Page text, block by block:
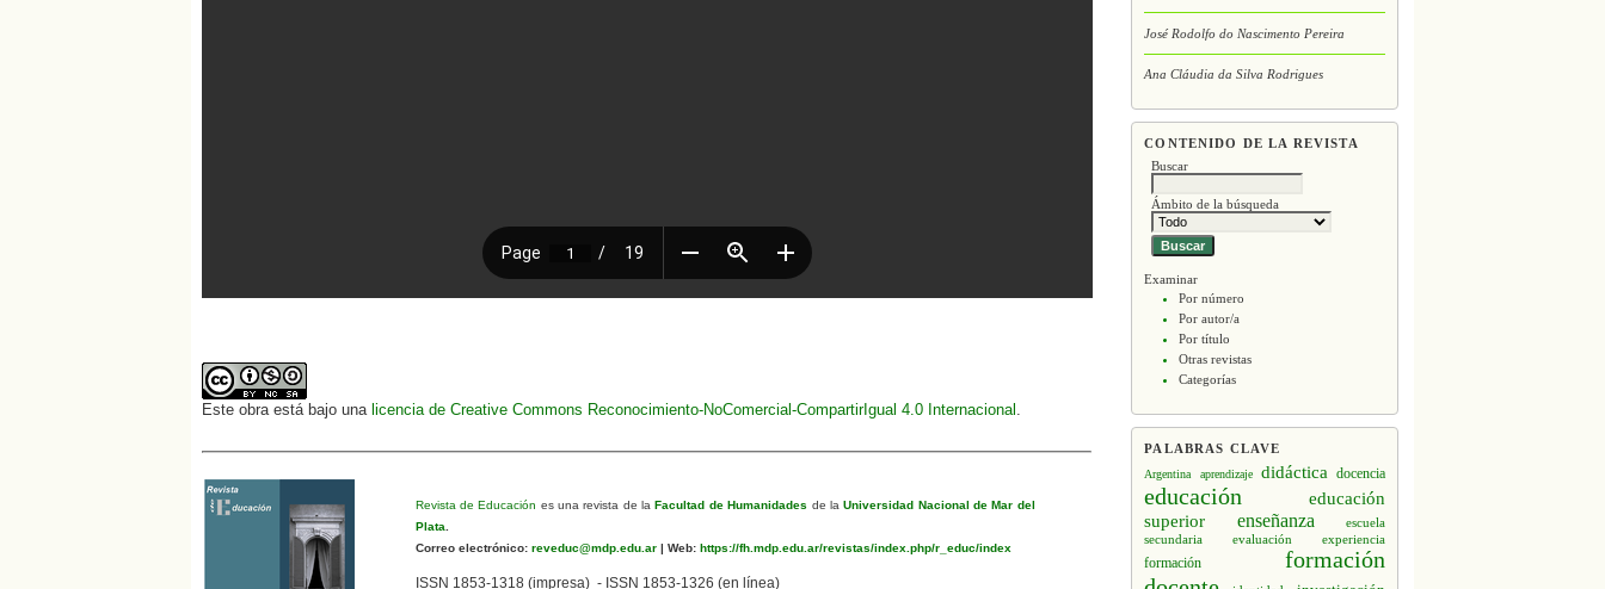
José Rodolfo do Nascimento Pereira
Ana Cláudia da Silva Rodrigues
CONTENIDO DE LA REVISTA
Buscar
Ámbito de la búsqueda
Examinar
Por número
Por autor/a
Por título
Otras revistas
Categorías
PALABRAS CLAVE
Argentina aprendizaje didáctica docencia
educación
educación
superior
enseñanza
escuela
secundaria
evaluación
experiencia
formación
formación
Este obra está bajo una licencia de Creative Commons Reconocimiento-NoComercial-CompartirIgual 4.0 Internacional .
Revista de Educación es una revista de la Facultad de Humanidades de la Universidad Nacional de Mar del
Plata
Correo electrónico:reveduc@mdp.edu.ar| Web:https://fh.mdp.edu.ar/revistas/index.php/r_educ/index
ISSN 1853-1318 (impresa) - ISSN 1853-1326 (en línea)